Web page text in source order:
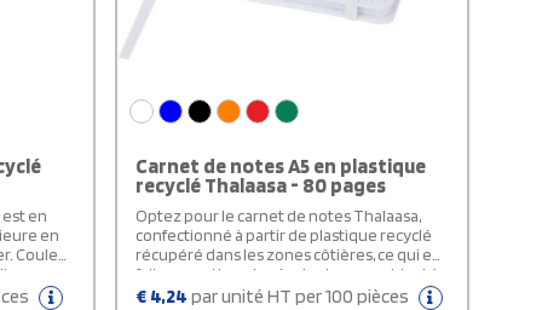
en
en
Couleur
:
Carnet de notes A5 en plastique
recyclé Thalaasa - 80 pages
Optez pour le carnet de notes Thalaasa,
confectionné à partir de plastique recyclé
récupéré dans les zones côtières, ce qui en
fait une option plus écologique en aidant à
diminuer les déchets plastiques. Ce carnet
€ 4,24 par unité HT per 100 pièces